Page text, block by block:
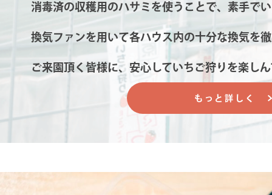
消毒済の収穫用のハサミを使うことで、素手で
換気ファンを用いて各ハウス内の十分な換気を
ご来園頂く皆様に、安心していちご狩りを楽し
もっと詳しく